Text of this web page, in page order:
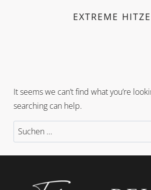
EXTREME HITZE
It seems we can’t find what you’re
searching can help.
Suchen
nach: